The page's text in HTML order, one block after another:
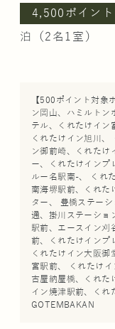
4,500ポイント
泊（2名1室）
【500ポイント対象
ン岡山、ハミルトン
テル、くれたけイン
くれたけイン旭川、
ン御前崎、くれたけ
ー、くれたけインプ
ルー名駅南-、 くれ
南海堺駅前、くれた
ター、 豊橋ステー
通、掛川ステーショ
駅前、エースイン刈
前、くれたけインプ
くれたけイン大阪御
宮駅前、 くれたけ
古屋納屋橋、くれた
イン焼津駅前、くれ
GOTEMBAKAN